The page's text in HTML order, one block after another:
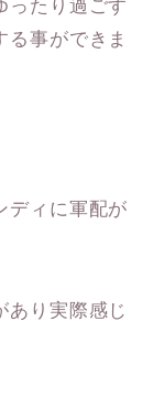
ったり過ごす
事ができま
ディに軍配が
あり実際感じ